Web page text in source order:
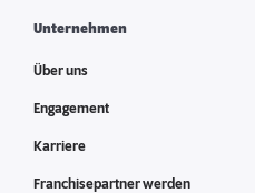
Unternehmen
Über uns
Engagement
Karriere
Franchisepartner werden